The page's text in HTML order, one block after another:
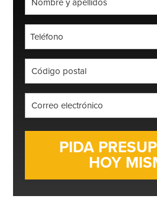
*
*